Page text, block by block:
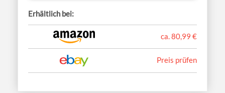
Erhältlich bei:
ca. 80,99 €
Preis prüfen